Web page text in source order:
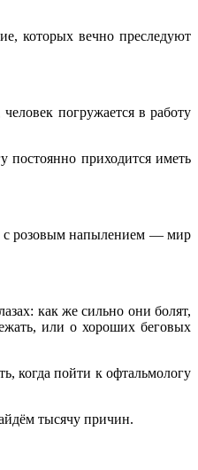
которых вечно преследуют
погружается в работу
приходится иметь
с розовым напылением — мир
как же сильно они болят,
или о хороших беговых
когда пойти к офтальмологу
тысячу причин.